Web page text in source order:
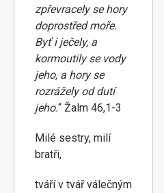
zpřevracely se hory
doprostřed moře.
Byť i ječely, a
kormoutily se vody
jeho, a hory se
rozrážely od dutí
jeho.“ Žalm 46,1-3
Milé sestry, milí
bratři,
tváří v tvář válečným